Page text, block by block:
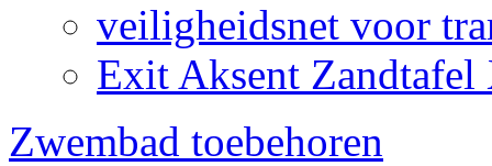
veiligheidsnet voor
Exit Aksent
Zwembad toebehoren